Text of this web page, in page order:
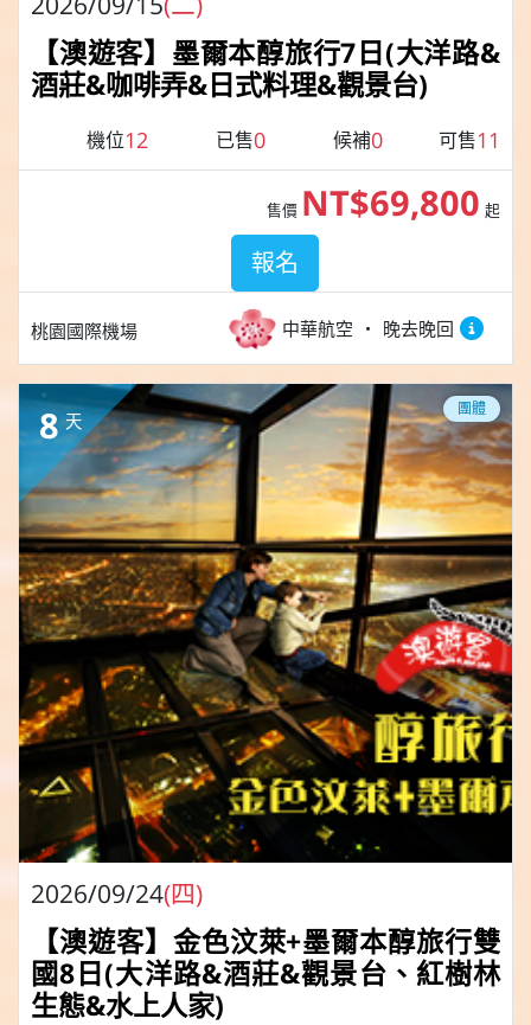
【澳遊客】墨爾本醇旅行7日(大洋路&
酒莊&咖啡弄&日式料理&觀景台)
機位12 已售0 候補0 可售11
桃園國際機場 中華航空 晚去晚回
售價 NT$69,800 起
報名
8 天
團體
2026/09/24(四)
【澳遊客】金色汶萊+墨爾本醇旅行雙
國8日(大洋路&酒莊&觀景台、紅樹林
生態&水上人家)